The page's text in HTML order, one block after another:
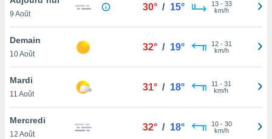
et
»,
au
vous
qu'ils
ou
9 Août
30° / 15° 13- 33
km/h
Demain
10 Août
32° / 19° 12- 31
km/h
Mardi
11 Août
31° / 18° 11 - 31
km/h
Mercredi
12 Août
32° / 18° 10- 30
km/h